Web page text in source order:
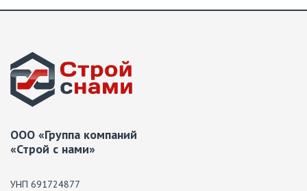
ООО «Группа компаний
«Строй с нами»
УНП 691724877